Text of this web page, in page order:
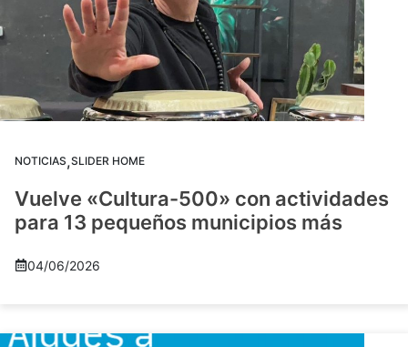
NOTICIAS,SLIDER HOME
Vuelve «Cultura-500» con actividades
para 13 pequeños municipios más
04/06/2026